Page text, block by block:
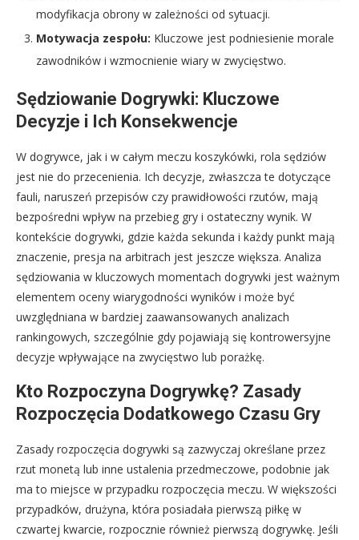
modyfikacja obrony w zależności od sytuacji.
Motywacja zespołu: Kluczowe jest podniesienie morale
zawodników i wzmocnienie wiary w zwycięstwo.
Sędziowanie Dogrywki: Kluczowe
Decyzje i Ich Konsekwencje
W dogrywce, jak i w całym meczu koszykówki, rola sędziów
jest nie do przecenienia. Ich decyzje, zwłaszcza te dotyczące
fauli, naruszeń przepisów czy prawidłowości rzutów, mają
bezpośredni wpływ na przebieg gry i ostateczny wynik. W
kontekście dogrywki, gdzie każda sekunda i każdy punkt mają
znaczenie, presja na arbitrach jest jeszcze większa. Analiza
sędziowania w kluczowych momentach dogrywki jest ważnym
elementem oceny wiarygodności wyników i może być
uwzględniana w bardziej zaawansowanych analizach
rankingowych, szczególnie gdy pojawiają się kontrowersyjne
decyzje wpływające na zwycięstwo lub porażkę.
Kto Rozpoczyna Dogrywkę? Zasady
Rozpoczęcia Dodatkowego Czasu Gry
Zasady rozpoczęcia dogrywki są zazwyczaj określane przez
rzut monetą lub inne ustalenia przedmeczowe, podobnie jak
ma to miejsce w przypadku rozpoczęcia meczu. W większości
przypadków, drużyna, która posiadała pierwszą piłkę w
czwartej kwarcie, rozpocznie również pierwszą dogrywkę. Jeśli